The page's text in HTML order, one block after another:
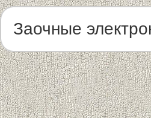
Заочные